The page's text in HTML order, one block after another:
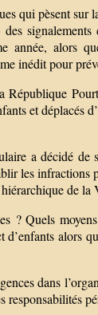
qui pèsent
année, alors
inédit pour
et déplacés
a décidé
les
de la
? Quels
alors
dans
responsabilités